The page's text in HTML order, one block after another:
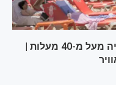
גל החום בשיאו: בערים האלו היה מעל מ-40 מעלות |